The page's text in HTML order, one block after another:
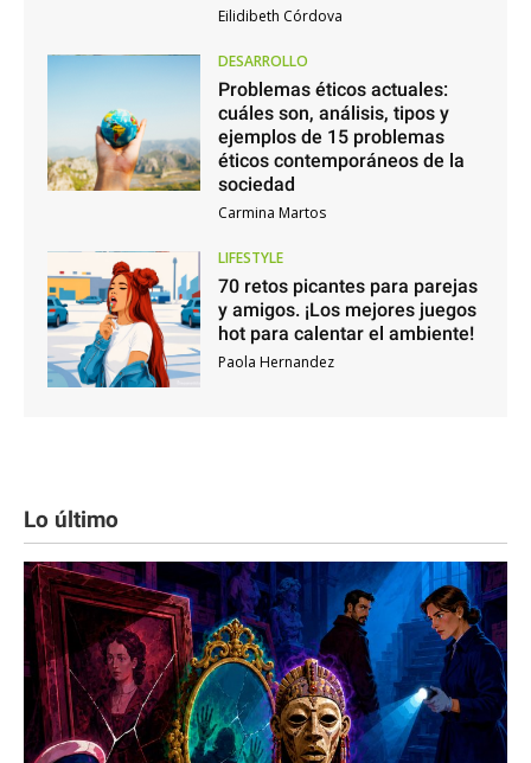
Eilidibeth Córdova
DESARROLLO
Problemas éticos actuales:
cuáles son, análisis, tipos y
ejemplos de 15 problemas
éticos contemporáneos de la
sociedad
Carmina Martos
LIFESTYLE
70 retos picantes para parejas
y amigos. ¡Los mejores juegos
hot para calentar el ambiente!
Paola Hernandez
Lo último